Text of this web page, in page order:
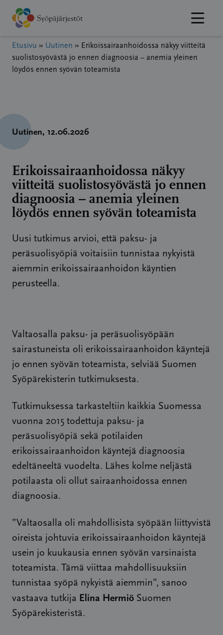
Hyppää
sisältöön
Etusivu » Uutinen » Erikoissairaanhoidossa näkyy viitteitä
suolistosyövästä jo ennen diagnoosia – anemia yleinen
löydös ennen syövän toteamista
Uutinen, 12.06.2026
Erikoissairaanhoidossa näkyy
viitteitä suolistosyövästä jo ennen
diagnoosia – anemia yleinen
löydös ennen syövän toteamista
Uusi tutkimus arvioi, että paksu- ja
peräsuolisyöpiä voitaisiin tunnistaa nykyistä
aiemmin erikoissairaanhoidon käyntien
perusteella.
Valtaosalla paksu- ja peräsuolisyöpään
sairastuneista oli erikoissairaanhoidon käyntejä
jo ennen syövän toteamista, selviää Suomen
Syöpärekisterin tutkimuksesta.
Tutkimuksessa tarkasteltiin kaikkia Suomessa
vuonna 2015 todettuja paksu- ja
peräsuolisyöpiä sekä potilaiden
erikoissairaanhoidon käyntejä diagnoosia
edeltäneeltä vuodelta. Lähes kolme neljästä
potilaasta oli ollut sairaanhoidossa ennen
diagnoosia.
”Valtaosalla oli mahdollisista syöpään liittyvistä
oireista johtuvia erikoissairaanhoidon käyntejä
usein jo kuukausia ennen syövän varsinaista
toteamista. Tämä viittaa mahdollisuuksiin
tunnistaa syöpä nykyistä aiemmin”, sanoo
vastaava tutkija Elina Hermiö Suomen
Syöpärekisteristä.